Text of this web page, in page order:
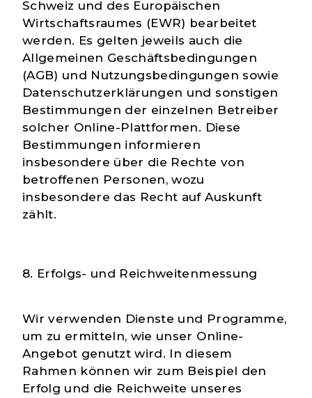
Schweiz und des Europäischen
Wirtschaftsraumes (EWR) bearbeitet
werden. Es gelten jeweils auch die
Allgemeinen Geschäftsbedingungen
(AGB) und Nutzungsbedingungen sowie
Datenschutzerklärungen und sonstigen
Bestimmungen der einzelnen Betreiber
solcher Online-Plattformen. Diese
Bestimmungen informieren
insbesondere über die Rechte von
betroffenen Personen, wozu
insbesondere das Recht auf Auskunft
zählt.
8. Erfolgs- und Reichweitenmessung
Wir verwenden Dienste und Programme,
um zu ermitteln, wie unser Online-
Angebot genutzt wird. In diesem
Rahmen können wir zum Beispiel den
Erfolg und die Reichweite unseres